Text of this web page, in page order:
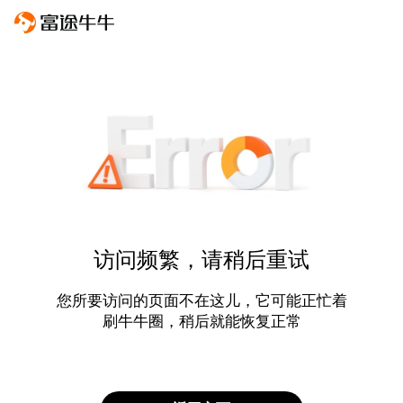
访问频繁，请稍后重试
您所要访问的页面不在这儿，它可能正忙着
刷牛牛圈，稍后就能恢复正常